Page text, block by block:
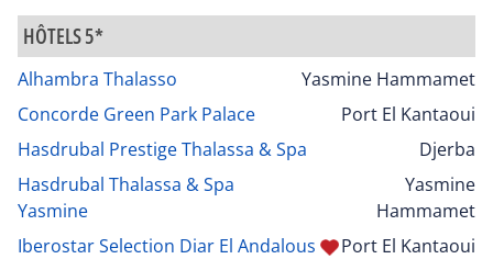
HÔTELS 5*
Alhambra Thalasso
Yasmine Hammamet
Concorde Green Park Palace
Port El Kantaoui
Hasdrubal Prestige Thalassa & Spa
Djerba
Hasdrubal Thalassa & Spa
Yasmine
Yasmine
Hammamet
Iberostar Selection Diar El Andalous
Port El Kantaoui